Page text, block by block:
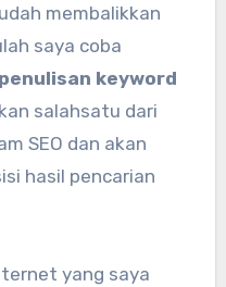
membalikkan
saya coba
penulisan keyword
salahsatu dari
SEO dan akan
hasil pencarian
yang saya